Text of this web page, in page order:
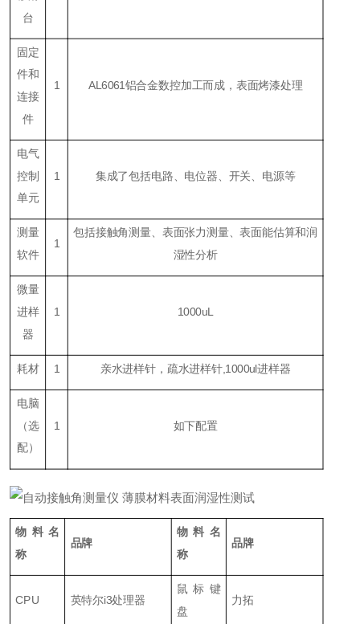
台
固定
件和
连接
件
1 AL6061铝合金数控加工而成，表面烤漆处理
电气
控制
单元
1 集成了包括电路、电位器、开关、电源等
测量
软件
1
包括接触角测量、表面张力测量、表面能估算和润
湿性分析
微量
进样
器
1 1000uL
耗材 1 亲水进样针，疏水进样针,1000ul进样器
电脑
（选
配）
1 如下配置
物料名
称
品牌
物料名
称
品牌
CPU 英特尔i3处理器
鼠标键
盘
力拓